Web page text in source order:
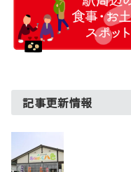
記事更新情報